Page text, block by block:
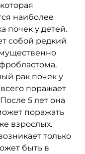
наиболее
почек у детей.
собой редкий
рак почек у
поражает
5 лет она
поражать
взрослых.
только
быть в